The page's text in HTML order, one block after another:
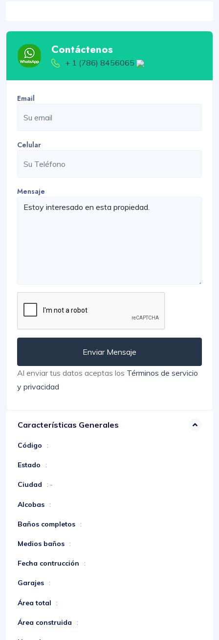
Contáctenos
+ 1 (786) 8456065
Email
Celular
Mensaje
Enviar Mensaje
Al enviar tus datos aceptas los Términos de servicio
y privacidad
Características Generales
Código :
Estado :
Ciudad : -
Alcobas :
Baños completos :
Medios baños :
Fecha contrucción :
Garajes :
Área total :
Área construida :